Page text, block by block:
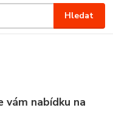
Hledat
vám nabídku na